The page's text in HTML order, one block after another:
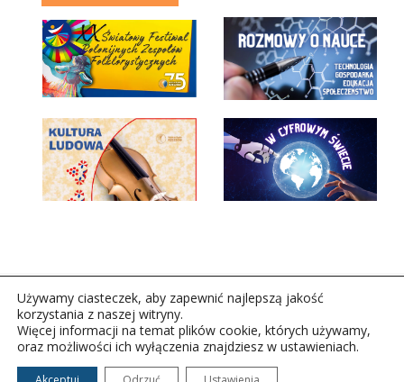
Copyright © 2026Polskie Radio Rzeszów S.A. w likwidacj.
Wszelkie prawa zastrzeżone.
Używamy ciasteczek, aby zapewnić najlepszą jakość
korzystania z naszej witryny.
Więcej informacji na temat plików cookie, których używamy,
oraz możliwości ich wyłączenia znajdziesz w ustawieniach.